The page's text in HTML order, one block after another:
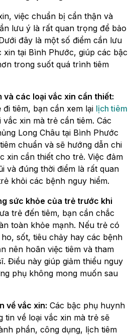
việc chuẩn bị cẩn thận và
lưu ý là rất quan trọng để bảo
đây là một số điểm cần lưu
tại Bình Phước, giúp các bậc
trong suốt quá trình tiêm
và các loại vắc xin cần thiết:
tiêm, bạn cần xem lại lịch tiêm
vắc xin mà trẻ cần tiêm. Các
Long Châu tại Bình Phước
chuẩn và sẽ hướng dẫn chi
xin cần thiết cho trẻ. Việc đảm
và đúng thời điểm là rất quan
khỏi các bệnh nguy hiểm.
sức khỏe của trẻ trước khi
trẻ đến tiêm, bạn cần chắc
toàn khỏe mạnh. Nếu trẻ có
sốt, tiêu chảy hay các bệnh
nên hoãn việc tiêm và tham
Điều này giúp giảm thiểu nguy
phụ không mong muốn sau
về vắc xin: Các bậc phụ huynh
tin về loại vắc xin mà trẻ sẽ
phần, công dụng, lịch tiêm